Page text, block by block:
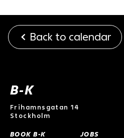
Back to calendar
B-K
Frihamnsgatan 14
Stockholm
BOOK B-K
JOBS